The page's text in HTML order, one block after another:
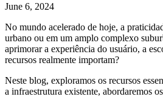
June 6, 2024
No mundo acelerado de hoje, a
urbano ou em um amplo complexo
aprimorar a experiência do usuário, a
recursos realmente importam?
Neste blog, exploramos os recursos
a infraestrutura existente, abordaremos